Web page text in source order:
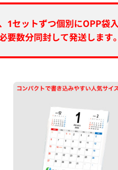
ットずつ個別にOPP袋入
数分同封して発送します。